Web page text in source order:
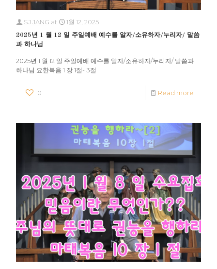
SJ JANG at 1월 12, 2025
2025년 1 월 12 일 주일예배 예수를 알자/소유하자/누리자/ 말씀
과 하나님
2025년 1 월 12 일 주일예배 예수를 알자/소유하자/누리자/ 말씀과
하나님 요한복음 1 장 1절- 3절
0 Read more